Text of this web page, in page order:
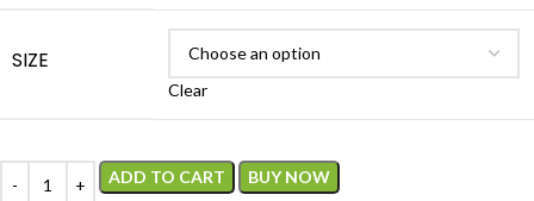
SIZE
Clear
ADD TO CART BUY NOW